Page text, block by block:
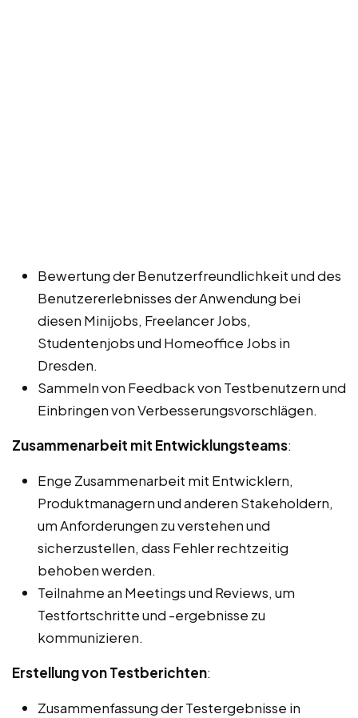
Bewertung der Benutzerfreundlichkeit und des
Benutzererlebnisses der Anwendung bei
diesen Minijobs, Freelancer Jobs,
Studentenjobs und Homeoffice Jobs in
Dresden.
Sammeln von Feedback von Testbenutzern und
Einbringen von Verbesserungsvorschlägen.
Zusammenarbeit mit Entwicklungsteams:
Enge Zusammenarbeit mit Entwicklern,
Produktmanagern und anderen Stakeholdern,
um Anforderungen zu verstehen und
sicherzustellen, dass Fehler rechtzeitig
behoben werden.
Teilnahme an Meetings und Reviews, um
Testfortschritte und -ergebnisse zu
kommunizieren.
Erstellung von Testberichten:
Zusammenfassung der Testergebnisse in